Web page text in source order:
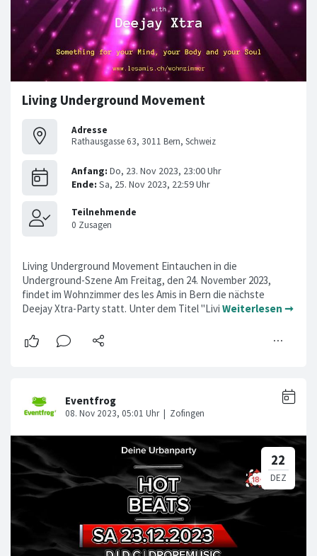
Living Underground Movement
Adresse
Rathausgasse 63, 3011 Bern, Schweiz
Living Underground Movement Eintauchen in die
Underground-Szene Am Freitag, den 24. November 2023,
findet im Wohnzimmer des les Amis in Bern die nächste
Deejay Xtra-Party statt. Unter dem Titel "Livi Weiterlesen ➞